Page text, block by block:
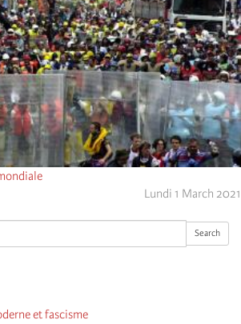
Search
et fascisme
Lundi 1 March 2021